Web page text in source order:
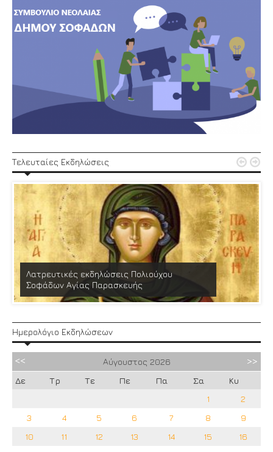
Τελευταίες Εκδηλώσεις
Λατρευτικές εκδηλώσεις Πολιούχου
Σοφάδων Αγίας Παρασκευής
 
Ημερολόγιο Εκδηλώσεων
Αύγουστος 2026
Δε
Τρ Τε Πε Πα Σα
Κυ
1
2
3
4 5 6 7 8
9
10
11 12 13 14 15
16